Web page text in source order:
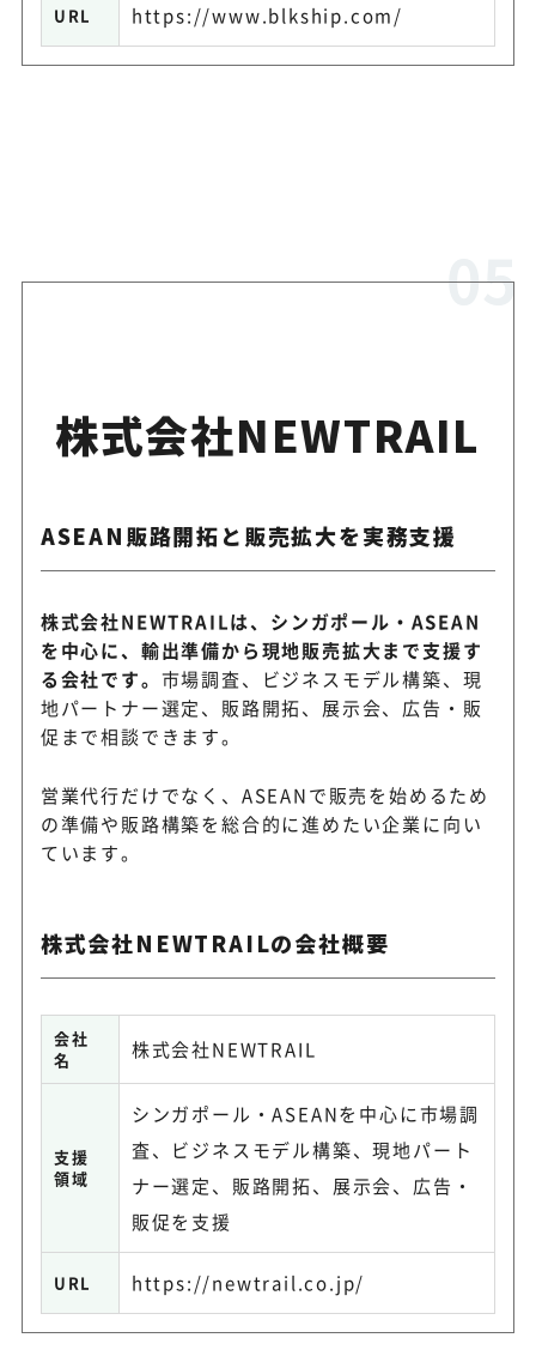
URL https://www.blkship.com/
株式会社NEWTRAIL
ASEAN販路開拓と販売拡大を実務支援
株式会社NEWTRAILは、シンガポール・ASEAN
を中心に、輸出準備から現地販売拡大まで支援す
る会社です。 市場調査、ビジネスモデル構築、現
地パートナー選定、販路開拓、展示会、広告・販
促まで相談できます。
営業代行だけでなく、ASEANで販売を始めるため
の準備や販路構築を総合的に進めたい企業に向い
ています。
株式会社NEWTRAILの会社概要
会社
名
株式会社NEWTRAIL
支援
領域
シンガポール・ASEANを中心に市場調
査、ビジネスモデル構築、現地パート
ナー選定、販路開拓、展示会、広告・
販促を支援
URL https://newtrail.co.jp/